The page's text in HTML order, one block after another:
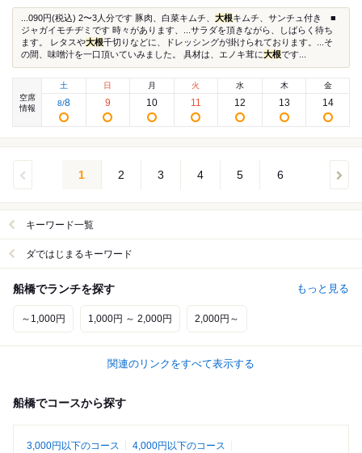
...090円(税込) 2〜3人分です 豚肉、白菜キムチ、 大根キムチ、サンチュ付き ■
ジャガイモチヂミです 時々があります、...サラダを頂きながら、しばらく待ち
ます。 レタスや大根千切りなどに、ドレッシングが掛けられております。...そ
の間、味噌汁を一口頂いていみました。 具材は、エノキ茸に大根です...
空席
情報
土
8/8
日
9
月
10
火
11
水
12
木
13
金
14
1 2 3 4 5 6
キーワード一覧
ダではじまるキーワード
船橋でランチを探す もっと見る
～1,000円 1,000円 ～ 2,000円 2,000円～
関連のリンクをすべて表示する
船橋でコースから探す
3,000円以下のコース
4,000円以下のコース